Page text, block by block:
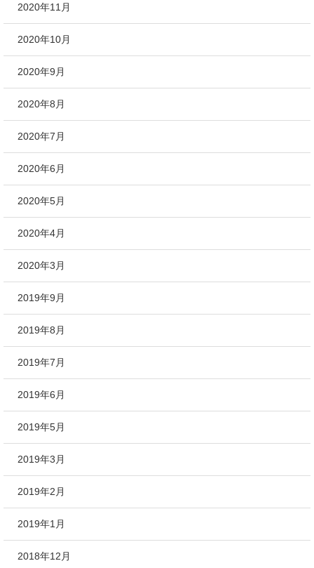
2020年11月
2020年10月
2020年9月
2020年8月
2020年7月
2020年6月
2020年5月
2020年4月
2020年3月
2019年9月
2019年8月
2019年7月
2019年6月
2019年5月
2019年3月
2019年2月
2019年1月
2018年12月